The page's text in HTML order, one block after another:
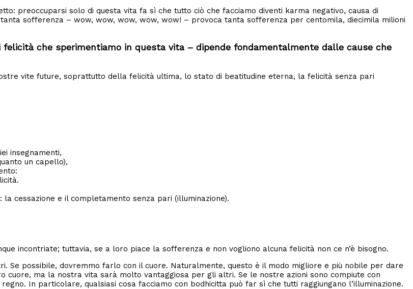
preoccuparsi solo di questa vita fa sì che tutto ciò che facciamo diventi karma negativo, causa di
sofferenza – wow, wow, wow, wow, wow! – provoca tanta sofferenza per centomila, diecimila milioni
che sperimentiamo in questa vita – dipende fondamentalmente dalle cause che
vite future, soprattutto della felicità ultima, lo stato di beatitudine eterna, la felicità senza pari
insegnamenti,
un capello),
cessazione e il completamento senza pari (illuminazione).
incontriate; tuttavia, se a loro piace la sofferenza e non vogliono alcuna felicità non ce n’è bisogno.
possibile, dovremmo farlo con il cuore. Naturalmente, questo è il modo migliore e più nobile per dare
ma la nostra vita sarà molto vantaggiosa per gli altri. Se le nostre azioni sono compiute con
In particolare, qualsiasi cosa facciamo con bodhicitta può far sì che tutti raggiungano l’illuminazione.